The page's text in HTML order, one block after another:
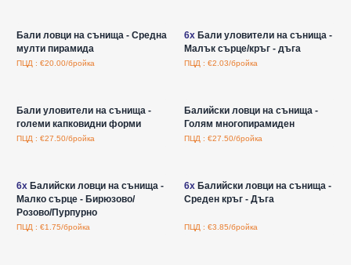
Бали ловци на сънища - Средна
мулти пирамида
ПЦД : €20.00/бройка
6xБали уловители на сънища -
Малък сърце/кръг - дъга
ПЦД : €2.03/бройка
Бали уловители на сънища -
големи капковидни форми
ПЦД : €27.50/бройка
Балийски ловци на сънища -
Голям многопирамиден
ПЦД : €27.50/бройка
6xБалийски ловци на сънища -
Малко сърце - Бирюзово/
Розово/Пурпурно
ПЦД : €1.75/бройка
6xБалийски ловци на сънища -
Среден кръг - Дъга
ПЦД : €3.85/бройка